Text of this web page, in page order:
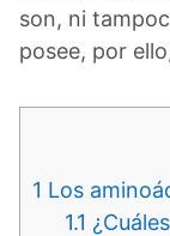
son, ni
posee, por
1 Los
1.1